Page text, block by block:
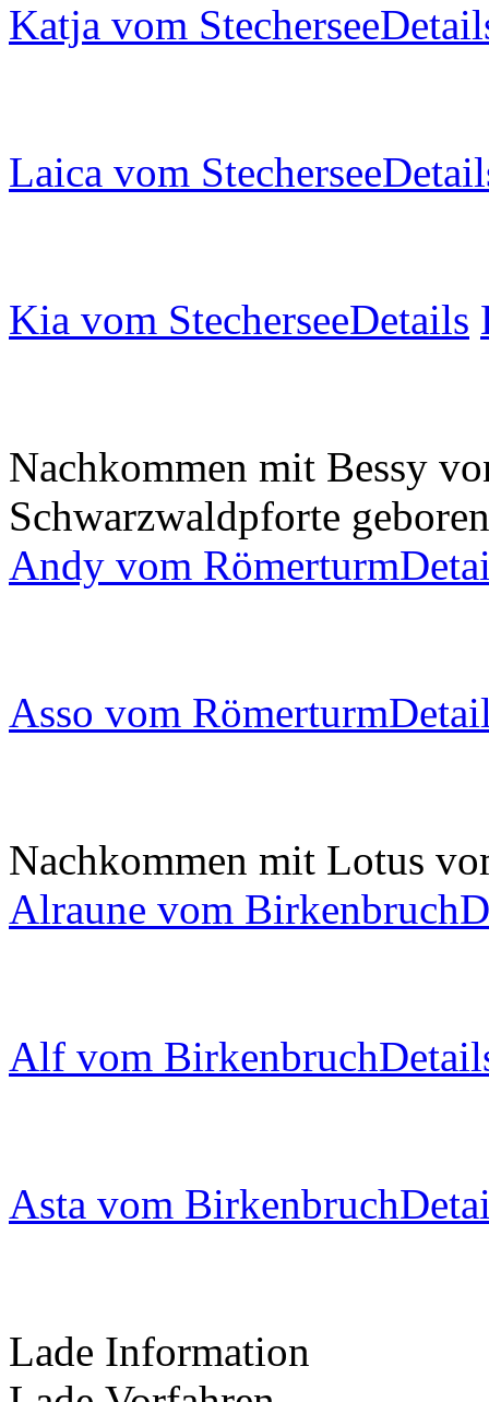
Katja vom Stechersee
Laica vom Stechersee
Kia vom StecherseeDetails
Nachkommen mit Bessy
Schwarzwaldpforte geboren
Andy vom Römerturm
Asso vom Römerturm
Nachkommen mit Lotus
Alraune vom Birkenbruch
Alf vom Birkenbruch
Asta vom Birkenbruch
Lade Information